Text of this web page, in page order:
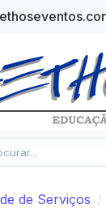
de Serviços